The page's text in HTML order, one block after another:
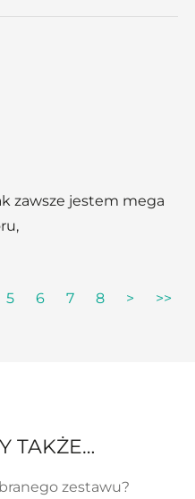
zawsze jestem mega
5 6 7 8 > >>
TAKŻE…
zestawu?